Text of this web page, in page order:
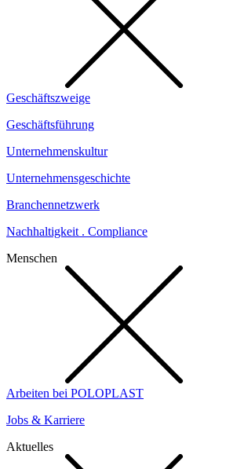
Geschäftszweige
Geschäftsführung
Unternehmenskultur
Unternehmensgeschichte
Branchennetzwerk
Nachhaltigkeit . Compliance
Menschen
Arbeiten bei POLOPLAST
Jobs & Karriere
Aktuelles